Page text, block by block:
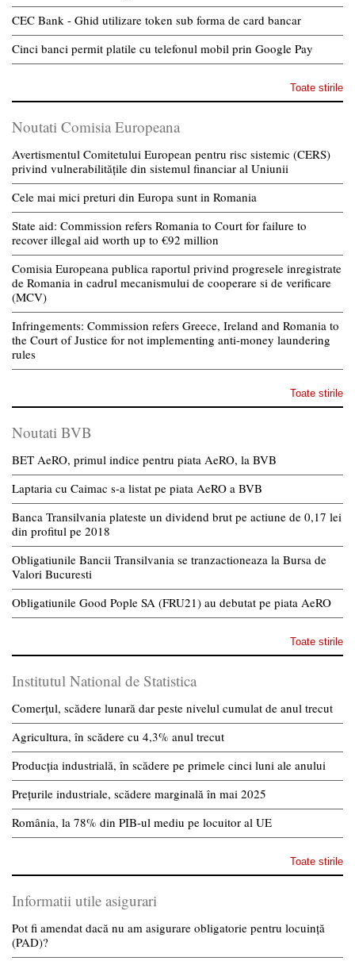
CEC Bank - Ghid utilizare token sub forma de card bancar
Cinci banci permit platile cu telefonul mobil prin Google Pay
Toate stirile
Noutati Comisia Europeana
Avertismentul Comitetului European pentru risc sistemic (CERS)
privind vulnerabilitățile din sistemul financiar al Uniunii
Cele mai mici preturi din Europa sunt in Romania
State aid: Commission refers Romania to Court for failure to
recover illegal aid worth up to €92 million
Comisia Europeana publica raportul privind progresele inregistrate
de Romania in cadrul mecanismului de cooperare si de verificare
(MCV)
Infringements: Commission refers Greece, Ireland and Romania to
the Court of Justice for not implementing anti-money laundering
rules
Toate stirile
Noutati BVB
BET AeRO, primul indice pentru piata AeRO, la BVB
Laptaria cu Caimac s-a listat pe piata AeRO a BVB
Banca Transilvania plateste un dividend brut pe actiune de 0,17 lei
din profitul pe 2018
Obligatiunile Bancii Transilvania se tranzactioneaza la Bursa de
Valori Bucuresti
Obligatiunile Good Pople SA (FRU21) au debutat pe piata AeRO
Toate stirile
Institutul National de Statistica
Comerțul, scădere lunară dar peste nivelul cumulat de anul trecut
Agricultura, în scădere cu 4,3% anul trecut
Producția industrială, în scădere pe primele cinci luni ale anului
Prețurile industriale, scădere marginală în mai 2025
România, la 78% din PIB-ul mediu pe locuitor al UE
Toate stirile
Informatii utile asigurari
Pot fi amendat dacă nu am asigurare obligatorie pentru locuință
(PAD)?